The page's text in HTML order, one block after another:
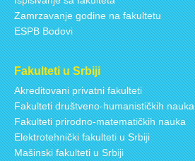
Zamrzavanje godine na fakultetu
ESPB Bodovi
Fakulteti u Srbiji
Akreditovani privatni fakulteti
Fakulteti društveno-humanističkih nauka
Fakulteti prirodno-matematičkih nauka
Elektrotehnički fakulteti u Srbiji
Mašinski fakulteti u Srbiji